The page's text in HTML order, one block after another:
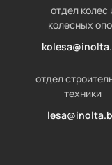
отдел колес
колесных
отдел
техники